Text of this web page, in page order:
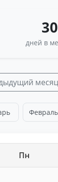
30
дней в
месяц
Февраль
Пн